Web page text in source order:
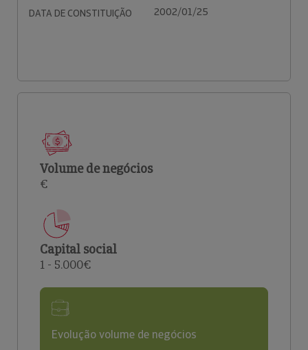
DATA DE CONSTITUIÇÃO 2002/01/25
Volume de negócios
€
Capital social
1 - 5.000€
Evolução volume de negócios